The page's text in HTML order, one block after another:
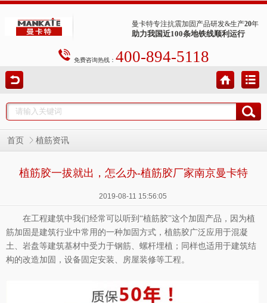
曼卡特专注抗震加固产品研发&生产20年
助力我国近100条地铁线顺利运行
免费咨询热线： 400-894-5118
首页 植筋资讯
植筋胶一拔就出，怎么办-植筋胶厂家南京曼卡特
2019-08-11 15:56:05
在工程建筑中我们经常可以听到“植筋胶”这个加固产品，因为植
筋加固是建筑行业中常用的一种加固方式， 植筋胶广泛应用于混凝
土、岩盘等建筑基材中受力于钢筋、螺杆埋植；同样也适用于建筑结
构的改造加固，设备固定安装、房屋装修等工程。